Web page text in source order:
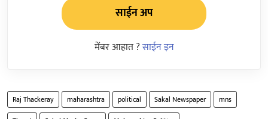
साईन अप
मेंबर आहात ?साईन इन
Raj Thackeray maharashtra political Sakal Newspaper
mns